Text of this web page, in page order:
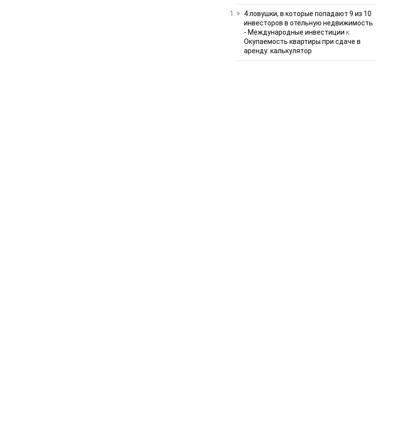
4 ловушки, в которые попадают 9 из 10
инвесторов в отельную недвижимость
- Международные инвестиции к
Окупаемость квартиры при сдаче в
аренду: калькулятор